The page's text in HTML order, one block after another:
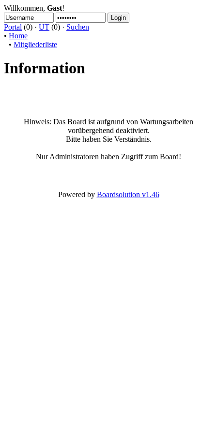
Willkommen, Gast!
Portal (0) · UT (0) · Suchen
• Home
• Mitgliederliste
Information
Hinweis: Das Board ist aufgrund von Wartungsarbeiten
vorübergehend deaktiviert.
Bitte haben Sie Verständnis.
Nur Administratoren haben Zugriff zum Board!
Powered by Boardsolution v1.46